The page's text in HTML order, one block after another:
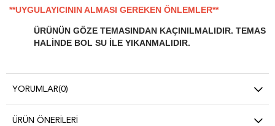
**UYGULAYICININ ALMASI GEREKEN ÖNLEMLER**
ÜRÜNÜN GÖZE TEMASINDAN KAÇINILMALIDIR. TEMAS
HALİNDE BOL SU İLE YIKANMALIDIR.
YORUMLAR(0)
ÜRÜN ÖNERILERI